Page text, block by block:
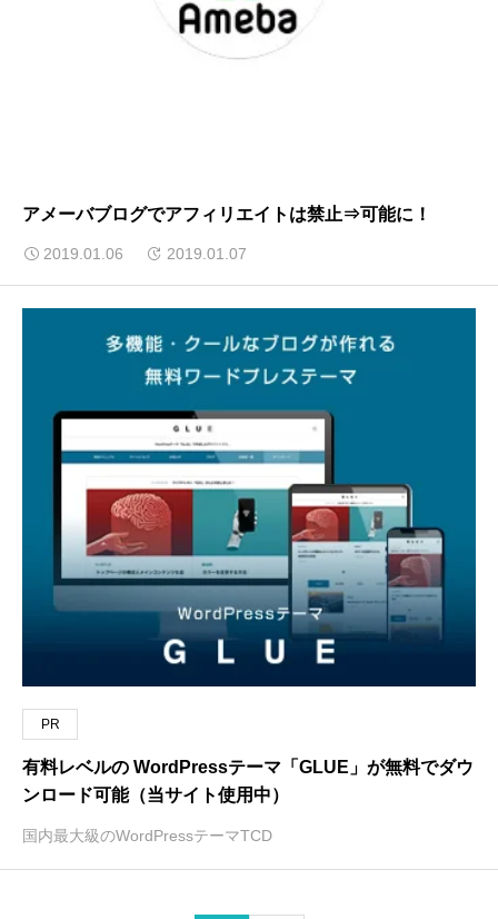
アメーバブログでアフィリエイトは禁止⇒可能に！
2019.01.06 2019.01.07
PR
有料レベルの WordPressテーマ「GLUE」が無料でダウ
ンロード可能（当サイト使用中）
国内最大級のWordPressテーマTCD